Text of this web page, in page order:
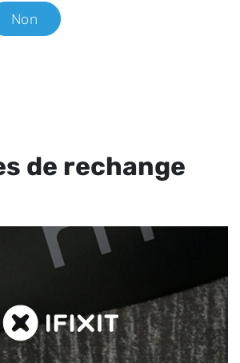
Non
de rechange